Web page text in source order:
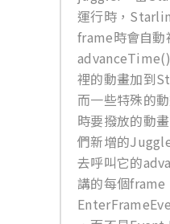
運行時，
frame時會自動
裡的動畫加到
而一些特殊的
時要撥放的動
們新增的
去呼叫它的
講的每個frame